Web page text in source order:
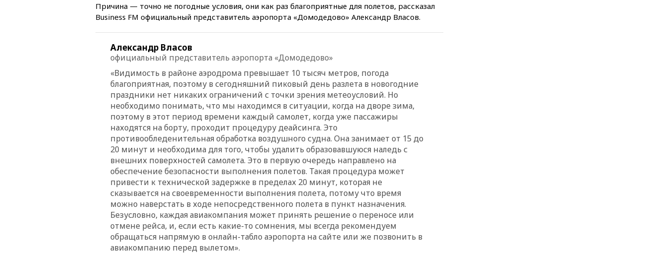
инцидент с дроном в
аэропорту Лейпцига —
Wildberries
09:18В Ярославской области
отражена самая
массированная атака БПЛА
09:16Трамп сообщил об
в США
08:54В Таиланде сегодня
прощаются с молодыми
россиянами, жестоко убитыми
в Паттайе
08:26 Летчики с упавшего
самолета в Приангарье
отделались ссадинами и
ушибами
07:40Таджикистан и
Причина — точно не погодные условия, они как раз благоприятные для полетов, рассказал
Business FM официальный представитель аэропорта «Домодедово» Александр Власов.
Александр Власов
официальный представитель аэропорта «Домодедово»
«Видимость в районе аэродрома превышает 10 тысяч метров, погода
благоприятная, поэтому в сегодняшний пиковый день разлета в новогодние
праздники нет никаких ограничений с точки зрения метеоусловий. Но
необходимо понимать, что мы находимся в ситуации, когда на дворе зима,
поэтому в этот период времени каждый самолет, когда уже пассажиры
находятся на борту, проходит процедуру деайсинга. Это
противообледенительная обработка воздушного судна. Она занимает от 15 до
20 минут и необходима для того, чтобы удалить образовавшуюся наледь с
внешних поверхностей самолета. Это в первую очередь направлено на
обеспечение безопасности выполнения полетов. Такая процедура может
привести к технической задержке в пределах 20 минут, которая не
сказывается на своевременности выполнения полета, потому что время
можно наверстать в ходе непосредственного полета в пункт назначения.
Безусловно, каждая авиакомпания может принять решение о переносе или
отмене рейса, и, если есть какие-то сомнения, мы всегда рекомендуем
обращаться напрямую в онлайн-табло аэропорта на сайте или же позвонить в
авиакомпанию перед вылетом».